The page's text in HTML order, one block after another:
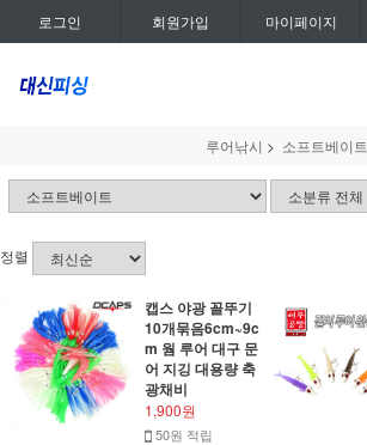
로그인 회원가입 마이페이지
루어낚시 소프트베이트
정렬
캡스 야광 꼴뚜기
10개묶음6cm~9c
m 웜 루어 대구 문
어 지깅 대용량 축
광채비
1,900원
50원 적립